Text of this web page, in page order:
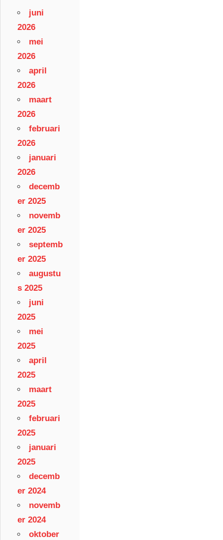
juni
2026
mei
2026
april
2026
maart
2026
februari
2026
januari
2026
decemb
er 2025
novemb
er 2025
septemb
er 2025
augustu
s 2025
juni
2025
mei
2025
april
2025
maart
2025
februari
2025
januari
2025
decemb
er 2024
novemb
er 2024
oktober